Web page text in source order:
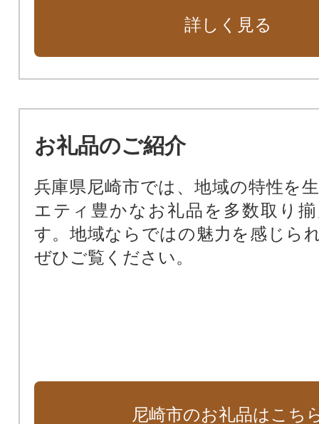
市民福祉の向上のために（市民福祉
動物愛護のために（動物愛護基金）
新しい本庁舎を建設（新本庁舎建設
基金）
尼崎の歴史文化を次世代に受け継
化財保存活用基金）
阪神タイガースファーム施設周辺
田南公園周辺地域活性化基金）
詳しく見る
お礼品のご紹介
兵庫県尼崎市では、地域の特性を
エティ豊かなお礼品を多数取り
す。地域ならではの魅力を感じら
ぜひご覧ください。
尼崎市のお礼品はこち